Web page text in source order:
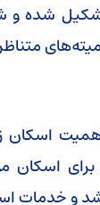
شده و
اسکان
اسکان
و خدمات